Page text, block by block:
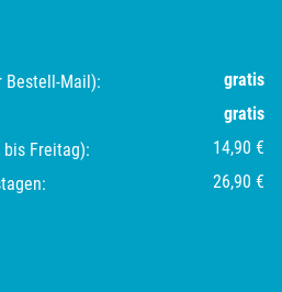
Bestell-Mail):
gratis
gratis
Freitag):
14,90 €
26,90 €